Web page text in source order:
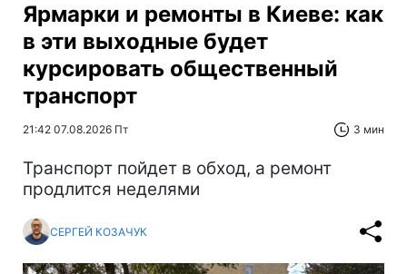
Ярмарки и ремонты в Киеве: как
в эти выходные будет
курсировать общественный
транспорт
21:42 07.08.2026 Пт 3 мин
Транспорт пойдет в обход, а ремонт
продлится неделями
СЕРГЕЙ КОЗАЧУК